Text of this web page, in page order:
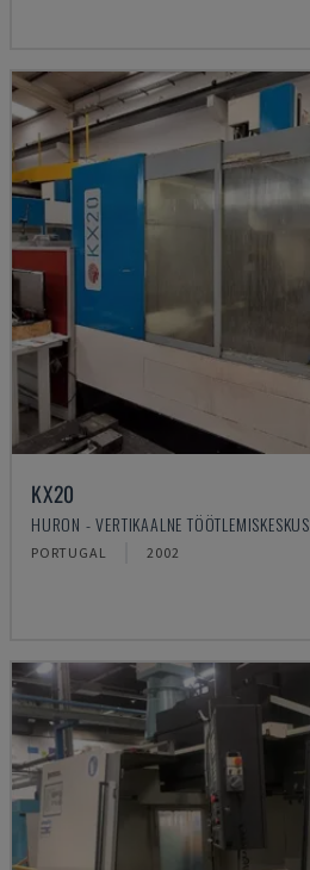
KX20
HURON - VERTIKAALNE TÖÖTLEMISKESKUS
PORTUGAL 2002